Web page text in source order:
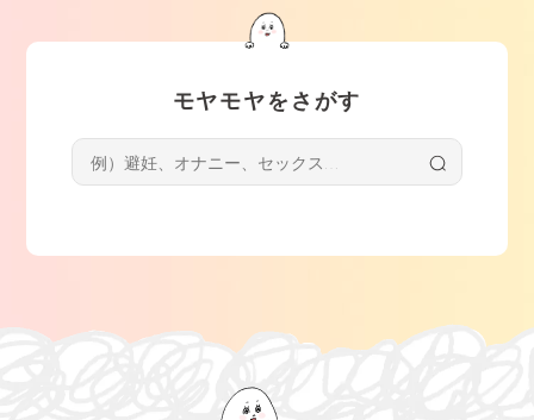
モヤモヤをさがす